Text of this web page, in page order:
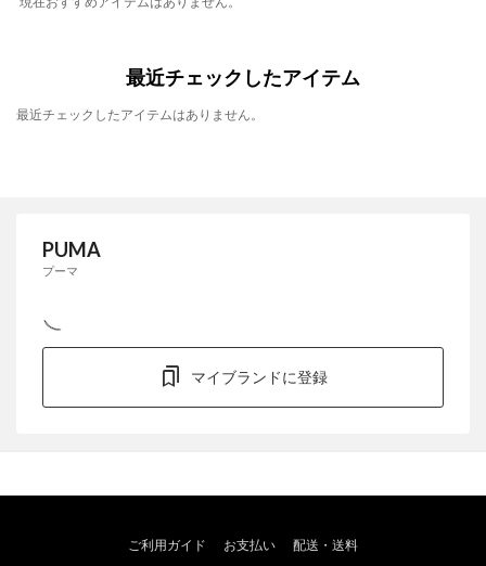
最近チェックしたアイテム
最近チェックしたアイテムはありません。
PUMA
プーマ
マイブランドに登録
ご利用ガイド お支払い 配送・送料